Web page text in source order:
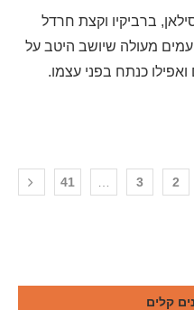
ברביקיו וקצת חרדל
מעולה שיושב היטב על
כנתח בפני עצמו.
2
3
41
קלים